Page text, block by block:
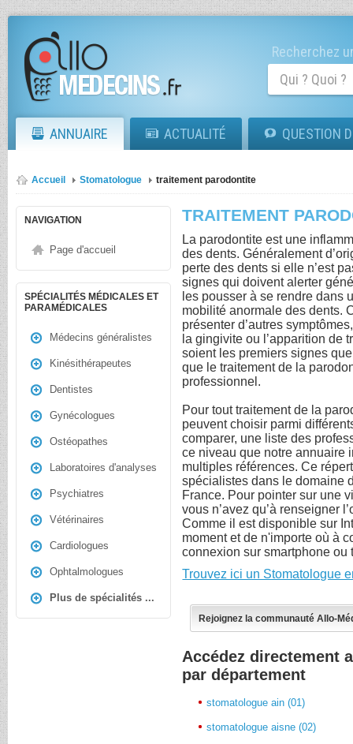
Recherchez
ANNUAIRE ACTUALITÉ QUESTION
Accueil Stomatologue traitement parodontite
NAVIGATION
Page d'accueil
SPÉCIALITÉS MÉDICALES ET
PARAMÉDICALES
Médecins généralistes
Kinésithérapeutes
Dentistes
Gynécologues
Ostéopathes
Laboratoires d'analyses
Psychiatres
Vétérinaires
Cardiologues
Ophtalmologues
Plus de spécialités ...
TRAITEMENT
La parodontite est une
des dents. Généralement
perte des dents si elle n’est
signes qui doivent alerter
les pousser à se rendre dans
mobilité anormale des dents.
présenter d’autres
la gingivite ou l’apparition de
soient les premiers signes
que le traitement de la
professionnel.
Pour tout traitement de la
peuvent choisir parmi
comparer, une liste des
ce niveau que notre annuaire
multiples références. Ce
spécialistes dans le domaine
France. Pour pointer sur une
vous n’avez qu’à renseigner
Comme il est disponible sur
moment et de n'importe où à
connexion sur smartphone ou
Trouvez ici un Stomatologue
Rejoignez la communauté Allo-
Accédez directement
par département
stomatologue ain (01)
stomatologue aisne (02)